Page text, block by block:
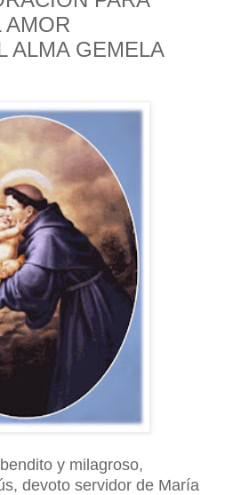
AMOR
ALMA GEMELA
y milagroso,
devoto servidor de María